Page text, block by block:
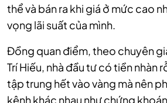
thể và bán ra khi giá ở mức cao
vọng lãi suất của mình.
Đồng quan điểm, theo chuyên
Trí Hiếu, nhà đầu tư có tiền nhàn
tập trung hết vào vàng mà nên
kênh khác nhau như chứng